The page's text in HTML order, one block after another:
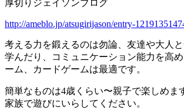
厚切りジェイソンブログ
http://ameblo.jp/atsugirijason/entry-
考える力を鍛えるのは勿論、友達や大人
学んだり、コミュニケーション能力を高
ーム、カードゲームは最適です。
簡単なものは4歳くらい〜親子で楽しめま
家族で遊びにいらしてください。